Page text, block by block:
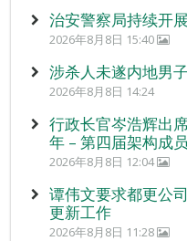
治安警察局持续开
2026年8月8日 15:40
涉杀人未遂内地男
2026年8月8日 14:24
行政长官岑浩辉出
年 – 第四届架构成
2026年8月8日 12:04
谭伟文要求都更公
更新工作
2026年8月8日 11:28